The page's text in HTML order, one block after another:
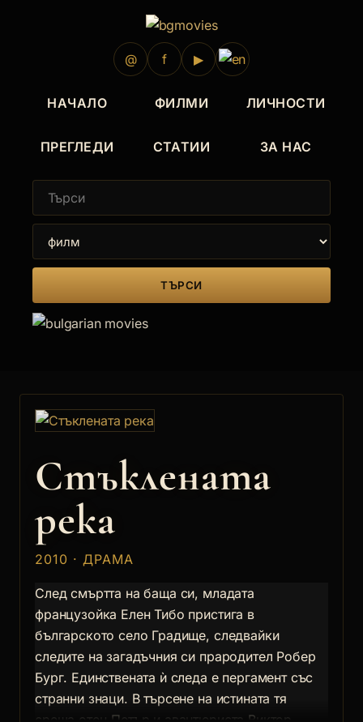
@ f ▶
НАЧАЛО ФИЛМИ ЛИЧНОСТИ
ПРЕГЛЕДИ СТАТИИ ЗА НАС
ТЪРСИ
Стъклената
река
2010 · ДРАМА
След смъртта на баща си, младата
французойка Елен Тибо пристига в
българското село Градище, следвайки
следите на загадъчния си прародител Робер
Бург. Единствената ѝ следа е пергамент със
странни знаци. В търсене на истината тя